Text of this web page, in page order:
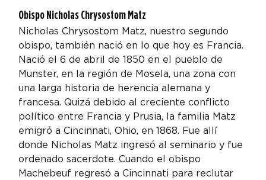
Obispo Nicholas Chrysostom Matz
Nicholas Chrysostom Matz, nuestro segundo
obispo, también nació en lo que hoy es Francia.
Nació el 6 de abril de 1850 en el pueblo de
Munster, en la región de Mosela, una zona con
una larga historia de herencia alemana y
francesa. Quizá debido al creciente conflicto
político entre Francia y Prusia, la familia Matz
emigró a Cincinnati, Ohio, en 1868. Fue allí
donde Nicholas Matz ingresó al seminario y fue
ordenado sacerdote. Cuando el obispo
Machebeuf regresó a Cincinnati para reclutar